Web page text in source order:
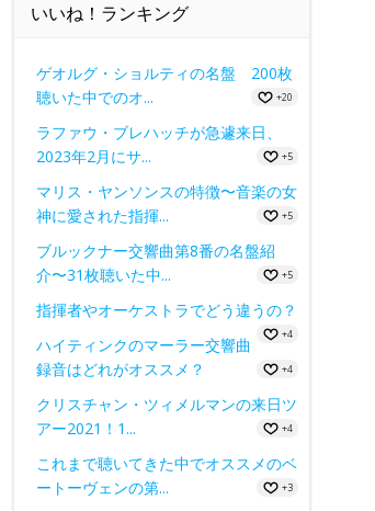
いいね！ランキング
ゲオルグ・ショルティの名盤 200枚
聴いた中でのオ...
+20
ラファウ・ブレハッチが急遽来日、
2023年2月にサ...
+5
マリス・ヤンソンスの特徴〜音楽の女
神に愛された指揮...
+5
ブルックナー交響曲第8番の名盤紹
介〜31枚聴いた中...
+5
指揮者やオーケストラでどう違うの？
+4
ハイティンクのマーラー交響曲
録音はどれがオススメ？
+4
クリスチャン・ツィメルマンの来日ツ
アー2021！1...
+4
これまで聴いてきた中でオススメのベ
ートーヴェンの第...
+3